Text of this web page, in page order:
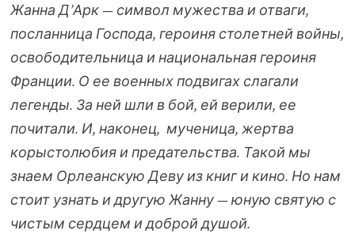
Жанна Д’Арк — символ мужества и отваги,
посланница Господа, героиня столетней войны,
освободительница и национальная героиня
Франции. О ее военных подвигах слагали
легенды. За ней шли в бой, ей верили, ее
почитали. И, наконец, мученица, жертва
корыстолюбия и предательства. Такой мы
знаем ОрлеанскуюДеву из книг и кино. Но нам
стоит узнать и другую Жанну — юную святую с
чистым сердцем и доброй душой.